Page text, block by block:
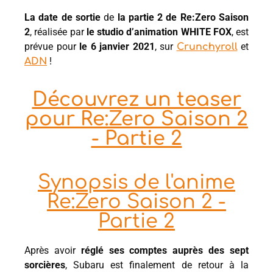
La date de sortiede la partie 2 de Re:Zero Saison
2, réalisée par le studio d’animation WHITE FOX, est
prévue pour le 6 janvier 2021 , sur Crunchyrollet
ADN !
Découvrez un teaser
pour Re:Zero Saison 2
- Partie 2
Synopsis de l'anime
Re:Zero Saison 2 -
Partie 2
Après avoir réglé ses comptes auprès des sept
sorcières, Subaru est finalement de retour à la